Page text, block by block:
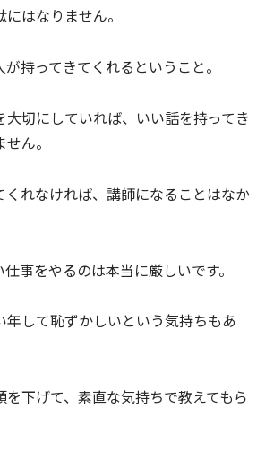
はなりません。
持ってきてくれるということ。
大切にしていれば、いい話を持ってき
ん。
くれなければ、講師になることはなか
事をやるのは本当に厳しいです。
年して恥ずかしいという気持ちもあ
下げて、素直な気持ちで教えてもら